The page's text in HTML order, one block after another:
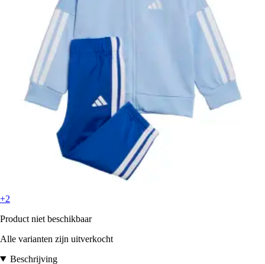
+2
Product niet beschikbaar
Alle varianten zijn uitverkocht
Beschrijving